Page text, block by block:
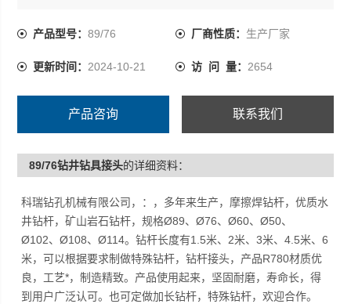
品使用起来，坚固耐磨，寿命长，得到用户广泛认可。也
产品型号：89/76 厂商性质： 生产厂家
更新时间： 2024-10-21 访 问 量： 2654
产品咨询 联系我们
89/76钻井钻具接头的详细资料：
科瑞钻孔机械有限公司，：，多年来生产，摩擦焊钻杆，优质水
井钻杆，矿山岩石钻杆，规格Ø89、Ø76、Ø60、Ø50、
Ø102、Ø108、Ø114。钻杆长度有1.5米、2米、3米、4.5米、6
米，可以根据要求制做特殊钻杆，钻杆接头，产品R780材质优
良，工艺*，制造精致。产品使用起来，坚固耐磨，寿命长，得
到用户广泛认可。也可定做加长钻杆，特殊钻杆，欢迎合作。